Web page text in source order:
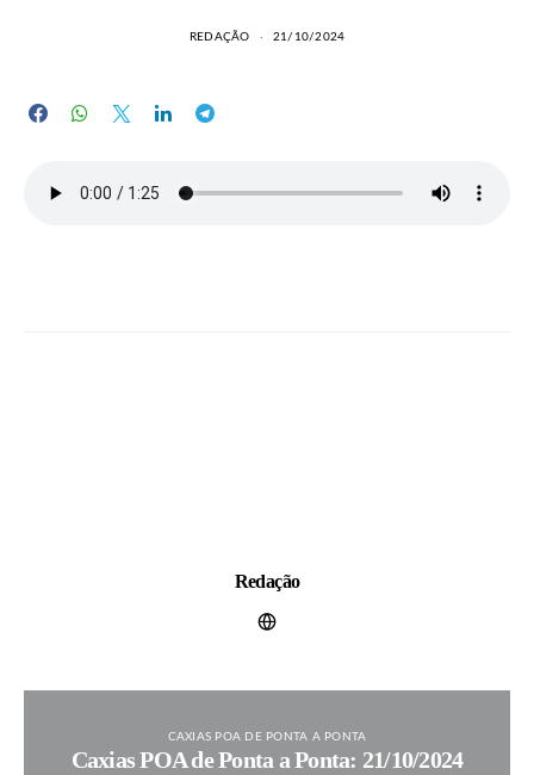
REDAÇÃO 21/10/2024
Redação
CAXIAS POA DE PONTA A PONTA
Caxias POA de Ponta a Ponta: 21/10/2024